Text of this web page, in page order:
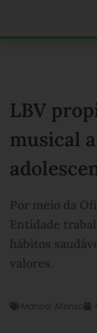
LBV
musical
Por meio da
Entidade
hábitos
valores.
Manoel Afonso